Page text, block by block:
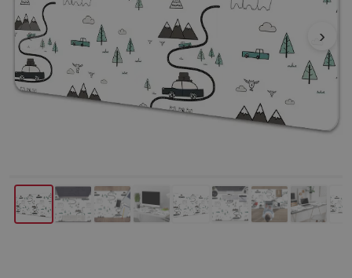
‹ ›